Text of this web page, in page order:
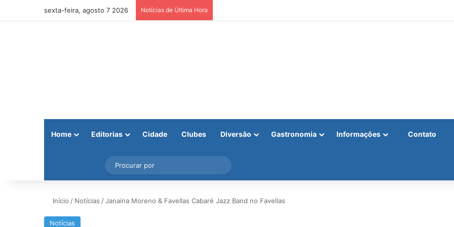
sexta-feira, agosto 7 2026 Notícias de Última Hora
Home Editorias Cidade Clubes Diversão Gastronomia Informações Contato
Instagram
Barra Lateral
por
Início / Notícias /Janaina Moreno & Favellas Cabaré Jazz Band no Favellas
Notícias